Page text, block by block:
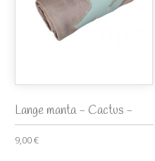
Lange manta - Cactus -
9,00 €